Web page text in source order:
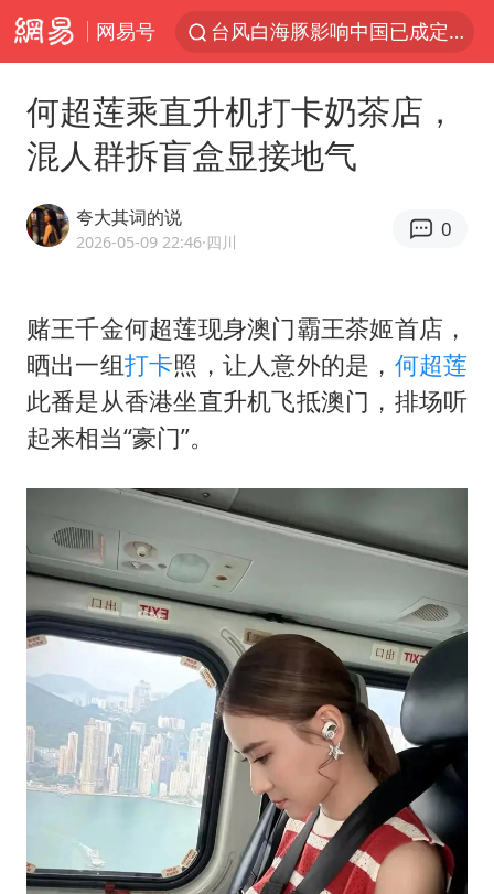
网易号
台风白海豚影响中国已成定局
中方回应是否开采太平洋海底稀土资源
昆明石林火把节
胡塞武装袭扰红海航运行动升级
80后女柜员逆袭成4200亿银行副行长
感觉全东北都在等7号
扎哈罗娃批广岛市长不提美国原子弹
多地要求领导干部带头休假
村民谈“梅姨”：叫的其实是“媒姨”
关之琳否认与27岁模特的恋情
把党建设得更加坚强有力
奋进开新局 实干挑大梁
何超莲乘直升机打卡奶茶店，
混人群拆盲盒显接地气
夸大其词的说
2026-05-09 22:46·四川
0
赌王千金何超莲现身澳门霸王茶姬首店，
晒出一组打卡照，让人意外的是， 何超莲
此番是从香港坐直升机飞抵澳门，排场听
起来相当“豪门”。